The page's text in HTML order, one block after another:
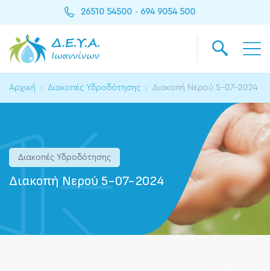
26510 54500 - 694 9054 500
Αρχική Διακοπές Υδροδότησης Διακοπή Νερού 5-07-2024
Διακοπές Υδροδότησης
Διακοπή Νερού 5-07-2024